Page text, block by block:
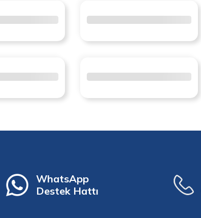
WhatsApp
Destek Hattı